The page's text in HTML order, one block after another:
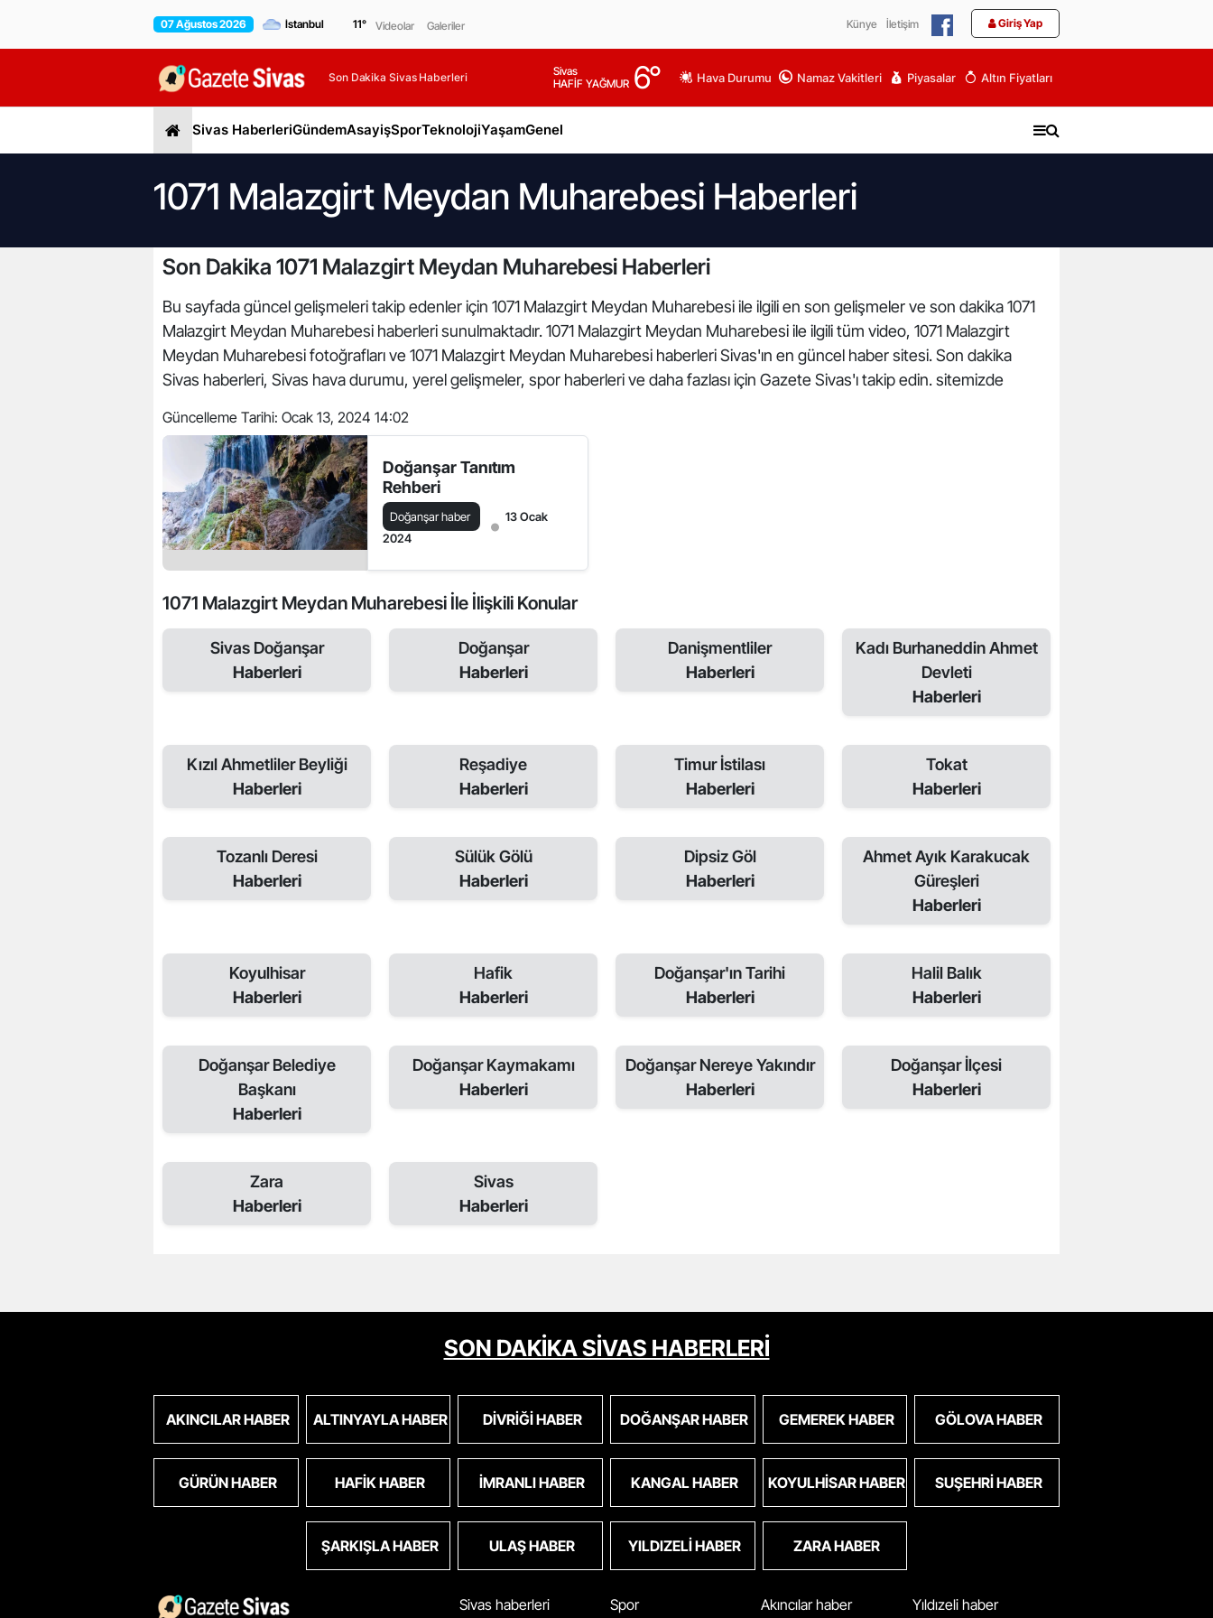
07 Ağustos 2026 11° Videolar Galeriler Künye İletişim Giriş Yap
Son Dakika Sivas Haberleri
Sivas
HAFİF YAĞMUR 6° Hava Durumu Namaz Vakitleri Piyasalar Altın Fiyatları
Sivas HaberleriGündemAsayişSporTeknolojiYaşamGenel
1071 Malazgirt Meydan Muharebesi Haberleri
Son Dakika 1071 Malazgirt Meydan Muharebesi Haberleri
Bu sayfada güncel gelişmeleri takip edenler için 1071 Malazgirt Meydan Muharebesi ile ilgili en son gelişmeler ve son dakika 1071
Malazgirt Meydan Muharebesi haberleri sunulmaktadır. 1071 Malazgirt Meydan Muharebesi ile ilgili tüm video, 1071 Malazgirt
Meydan Muharebesi fotoğrafları ve 1071 Malazgirt Meydan Muharebesi haberleri Sivas'ın en güncel haber sitesi. Son dakika
Sivas haberleri, Sivas hava durumu, yerel gelişmeler, spor haberleri ve daha fazlası için Gazete Sivas'ı takip edin. sitemizde
Güncelleme Tarihi: Ocak 13, 2024 14:02
Doğanşar Tanıtım
Rehberi
Doğanşar haber
13 Ocak
2024
1071 Malazgirt Meydan Muharebesi İle İlişkili Konular
Sivas Doğanşar
Haberleri
Doğanşar
Haberleri
Danişmentliler
Haberleri
Kadı Burhaneddin Ahmet
Devleti
Haberleri
Kızıl Ahmetliler Beyliği
Haberleri
Reşadiye
Haberleri
Timur İstilası
Haberleri
Tokat
Haberleri
Tozanlı Deresi
Haberleri
Sülük Gölü
Haberleri
Dipsiz Göl
Haberleri
Ahmet Ayık Karakucak
Güreşleri
Haberleri
Koyulhisar
Haberleri
Hafik
Haberleri
Doğanşar'ın Tarihi
Haberleri
Halil Balık
Haberleri
Doğanşar Belediye
Başkanı
Haberleri
Doğanşar Kaymakamı
Haberleri
Doğanşar Nereye Yakındır
Haberleri
Doğanşar İlçesi
Haberleri
Zara
Haberleri
Sivas
Haberleri
SON DAKİKA SİVAS HABERLERİ
AKINCILAR HABER ALTINYAYLA HABER DIVRIĞI HABER DOĞANŞAR HABER GEMEREK HABER GÖLOVA HABER
GÜRÜN HABER HAFIK HABER İMRANLI HABER KANGAL HABER KOYULHISAR HABER SUŞEHRI HABER
ŞARKIŞLA HABER ULAŞ HABER YILDIZELI HABER ZARA HABER
Sivas haberleri Spor Akıncılar haber Yıldızeli haber